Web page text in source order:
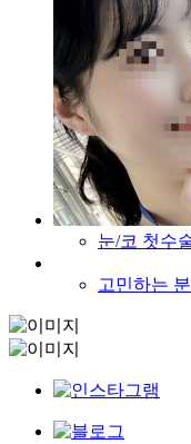
눈/코 첫수
고민하는